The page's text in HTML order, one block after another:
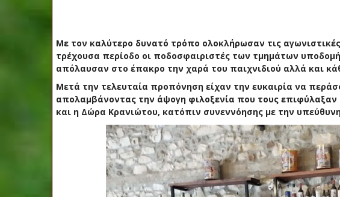
Με τον καλύτερο δυνατό τρόπο ολοκλήρωσαν τις
τρέχουσα περίοδο οι ποδοσφαιριστές των τμημάτων
απόλαυσαν στο έπακρο την χαρά του παιχνιδιού αλλά και
Μετά την τελευταία προπόνηση είχαν την ευκαιρία να
απολαμβάνοντας την άψογη φιλοξενία που τους επιφύλαξαν
και η Δώρα Κρανιώτου, κατόπιν συνεννόησης με την